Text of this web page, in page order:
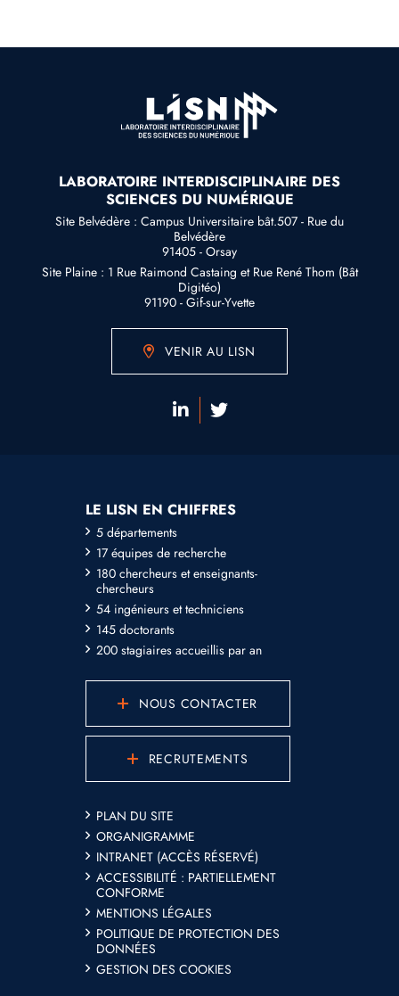
LABORATOIRE INTERDISCIPLINAIRE DES
SCIENCES DU NUMÉRIQUE
Site Belvédère : Campus Universitaire bât.507 - Rue du
Belvédère
91405 - Orsay
Site Plaine : 1 Rue Raimond Castaing et Rue René Thom (Bât
Digitéo)
91190 - Gif-sur-Yvette
VENIR AU LISN
LE LISN EN CHIFFRES
5 départements
17 équipes de recherche
180 chercheurs et enseignants-
chercheurs
54 ingénieurs et techniciens
145 doctorants
200 stagiaires accueillis par an
NOUS CONTACTER
RECRUTEMENTS
PLAN DU SITE
ORGANIGRAMME
INTRANET (ACCÈS RÉSERVÉ)
ACCESSIBILITÉ : PARTIELLEMENT
CONFORME
MENTIONS LÉGALES
POLITIQUE DE PROTECTION DES
DONNÉES
GESTION DES COOKIES